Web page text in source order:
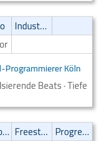
Industrial
Programmierer Köln
Beats · Tiefe
Electronic Freestyle
Progressive